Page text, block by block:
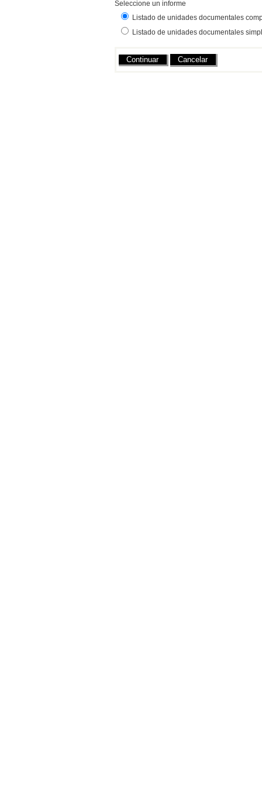
Seleccione un informe
Listado de unidades documentales
Listado de unidades documentales
Acciones Cancelar